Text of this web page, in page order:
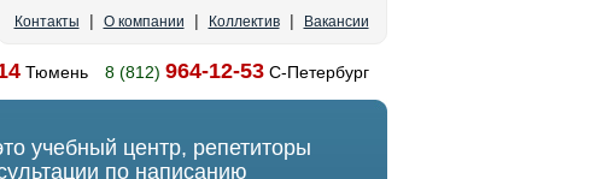
Контакты | О компании | Коллектив| Вакансии
Тюмень 8 (812) 964-12-53С-Петербург
учебный центр, репетиторы
по написанию